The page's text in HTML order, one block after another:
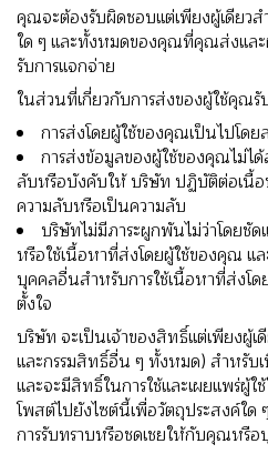
คุณจะต้องรับผิดชอบแต่เพียงผู้เดียว
ใด ๆ และทั้งหมดของคุณที่คุณส่งแล
รับการแจกจ่าย
ในส่วนที่เกี่ยวกับการส่งของผู้ใช้คุณรั
การส่งโดยผู้ใช้ของคุณเป็นไปโด
การส่งข้อมูลของผู้ใช้ของคุณไม่ไ
ลับหรือบังคับให้ บริษัท ปฏิบัติต่อเนื้
ความลับหรือเป็นความลับ
บริษัทไม่มีภาระผูกพันไม่ว่าโดยชั
หรือใช้เนื้อหาที่ส่งโดยผู้ใช้ของคุณ แ
บุคคลอื่นสําหรับการใช้เนื้อหาที่ส่งโ
ตั้งใจ
บริษัท จะเป็นเจ้าของสิทธิ์แต่เพียงผู้
และกรรมสิทธิ์อื่น ๆ ทั้งหมด) สําหรับ
และจะมีสิทธิ์ในการใช้และเผยแพร่ผู้ใ
โพสต์ไปยังไซต์นี้เพื่อวัตถุประสงค์ใด
การรับทราบหรือชดเชยให้กับคุณหรื